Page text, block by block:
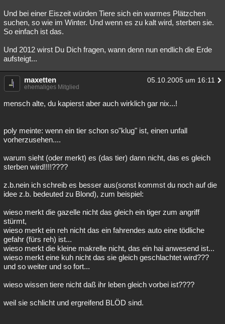
Und bei einer Eiszeit würden Tiere sich ein warmes Plätzchen
suchen, so wie im Winter. Und wenn es zu kalt wird, sterben sie.
So einfach ist das.
Und 2012 wirst Du Dich fragen, wann denn nun endlich die Erde
aufsteigt...
maxetten 05.10.2005 um 16:11
ehemaliges Mitglied
mensch alte, du kapierst aber auch wirklich gar nix...!
poly meinte: wenn ein tier schon so"klug" ist, einen unfall
vorherzusehen....
warum sieht (oder merkt) es (das tier) dann nicht, das es gleich
sterben wird!!!!????
z.b.nein ich schreib es besser aus(sonst kommst du noch auf die
idee z.b. bedeuted zu Blond), zum beispiel:
wieso merkt die gazelle nicht das gleich ein tiger zum angriff
stürmt,
wieso merkt ein reh nicht das ein fahrendes auto eine tödliche
gefahr (fürs reh) ist...
wieso merkt die kleine makrelle nicht, das ein hai anwesend ist...
wieso merkt eine kuh nicht das sie gleich geschlachtet wird???
und so weiter und so fort...
wieso wissen tiere nicht daß ihr leben gleich vorbei ist????
weil sie schlicht und ergreifend BLÖD sind.